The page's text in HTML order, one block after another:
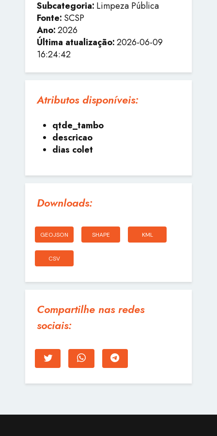
Subcategoria: Limpeza Pública
Fonte: SCSP
Ano:2026
Última atualização:2026-06-09
16:24:42
Atributos disponíveis:
qtde_tambo
descricao
dias colet
Downloads:
GEOJSON SHAPE KML
CSV
Compartilhe nas redes
sociais: